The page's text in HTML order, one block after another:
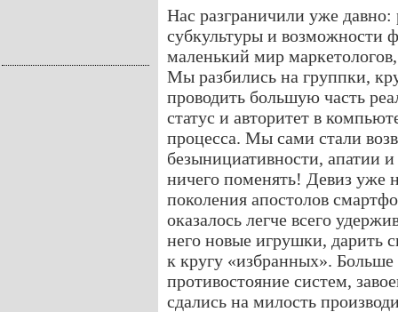
Нас разграничили уже
субкультуры и возможности
маленький мир
Мы разбились на группки,
проводить большую часть
статус и авторитет в
процесса. Мы сами стали
безынициативности, апатии
ничего поменять! Девиз уже
поколения апостолов
оказалось легче всего
него новые игрушки, дарить
к кругу «избранных».
противостояние систем,
сдались на милость